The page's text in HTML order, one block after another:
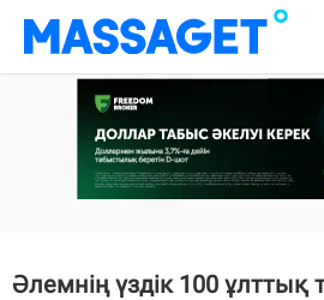
Әлемнің үздік 100 ұлттық